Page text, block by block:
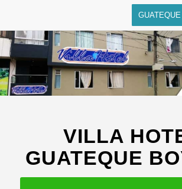
GUATEQUE
VILLA
GUATEQUE